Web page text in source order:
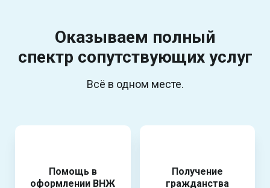
Оказываем полный
спектр сопутствующих услуг
Всё в одном месте.
Помощь в
оформлении ВНЖ
Получение
гражданства